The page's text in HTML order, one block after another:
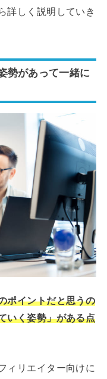
詳しく説明していき
勢があって一緒に
ポイントだと思うの
いく姿勢」がある点
ィリエイター向けに